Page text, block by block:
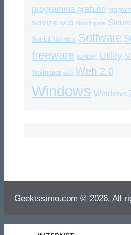
programma gratuito
servizio web sfondi gratis
Social Network Software
freeware twitter Utility
Wallpaper web Web 2.0
Windows Windows
Geekissimo.com © 2026. All